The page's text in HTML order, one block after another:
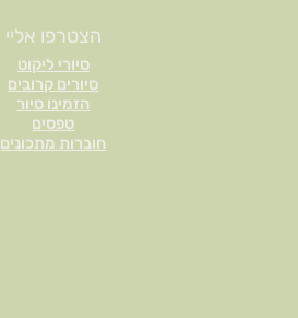
סיורי ליקוט
סיורים קרובים
הזמינו סיור
טפסים
חוברות מתכונים
הצטרפו אליי